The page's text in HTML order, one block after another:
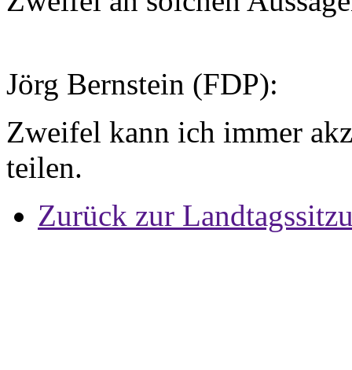
Jörg Bernstein (FDP):
Zweifel kann ich immer
teilen.
Zurück zur